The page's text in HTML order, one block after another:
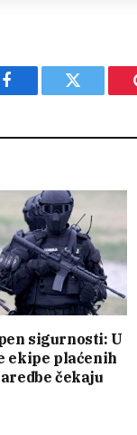
Facebook Twitter
sigurnosti: U
ekipe plaćenih
čekaju